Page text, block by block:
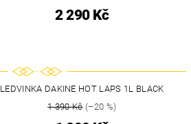
2 290 Kč
LEDVINKA DAKINE HOT LAPS 1L BLACK
1 390 Kč(–20 %)